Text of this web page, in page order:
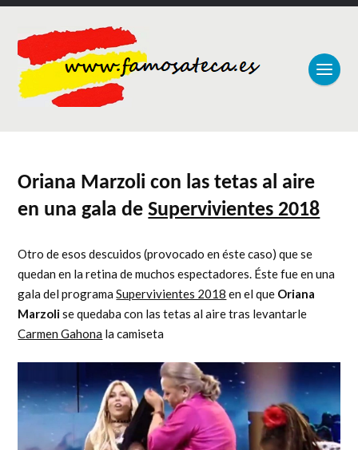
Oriana Marzoli con las tetas al aire
en una gala deSupervivientes 2018
Otro de esos descuidos (provocado en éste caso) que se
quedan en la retina de muchos espectadores. Éste fue en una
gala del programaSupervivientes 2018 en el que Oriana
Marzolise quedaba con las tetas al aire tras levantarle
Carmen Gahona la camiseta